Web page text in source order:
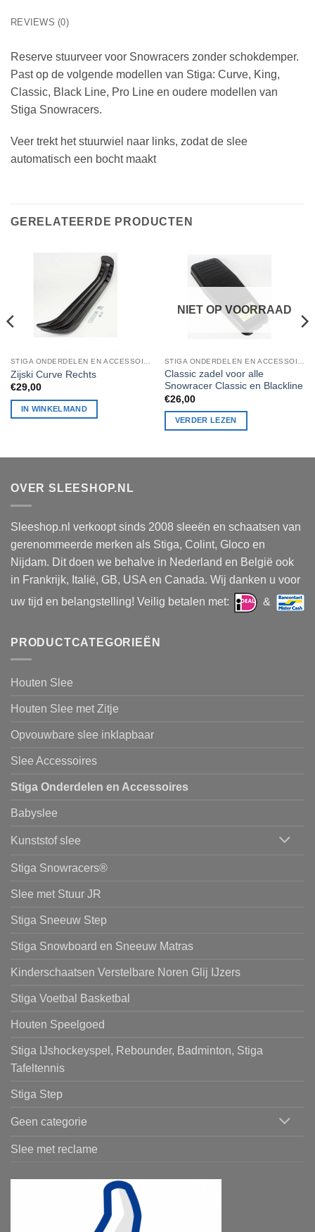
REVIEWS (0)
Reserve stuurveer voor Snowracers zonder schokdemper.
Past op de volgende modellen van Stiga: Curve, King,
Classic, Black Line, Pro Line en oudere modellen van
Stiga Snowracers.
Veer trekt het stuurwiel naar links, zodat de slee
automatisch een bocht maakt
GERELATEERDE PRODUCTEN
STIGA ONDERDELEN EN ACCESSOIRES
Zijski Curve Rechts
€29,00
IN WINKELMAND
NIET OP VOORRAAD
STIGA ONDERDELEN EN ACCESSOIRES
Classic zadel voor alle
Snowracer Classic en Blackline
€26,00
VERDER LEZEN
OVER SLEESHOP.NL
Sleeshop.nl verkoopt sinds 2008 sleeën en schaatsen van
gerenommeerde merken als Stiga, Colint, Gloco en
Nijdam. Dit doen we behalve in Nederland en België ook
in Frankrijk, Italië, GB, USA en Canada. Wij danken u voor
uw tijd en belangstelling! Veilig betalen met:
&
PRODUCTCATEGORIEËN
Houten Slee
Houten Slee met Zitje
Opvouwbare slee inklapbaar
Slee Accessoires
Stiga Onderdelen en Accessoires
Babyslee
Kunststof slee
Stiga Snowracers®
Slee met Stuur JR
Stiga Sneeuw Step
Stiga Snowboard en Sneeuw Matras
Kinderschaatsen Verstelbare Noren Glij IJzers
Stiga Voetbal Basketbal
Houten Speelgoed
Stiga IJshockeyspel, Rebounder, Badminton, Stiga
Tafeltennis
Stiga Step
Geen categorie
Slee met reclame